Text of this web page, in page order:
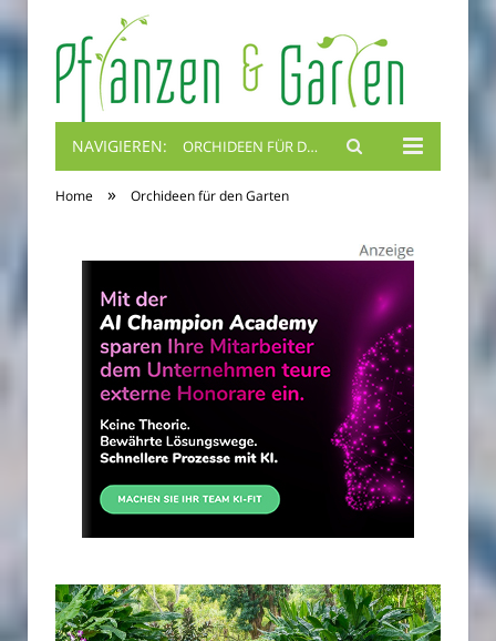
Blumenbibel
NAVIGIEREN: ORCHIDEEN FÜR DEN GARTEN
Home » Orchideen für den Garten